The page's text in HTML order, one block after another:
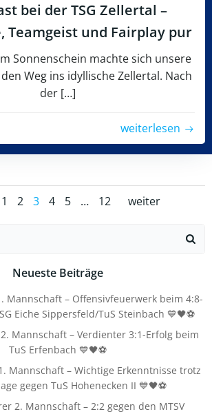
bei der TSG Zellertal –
Teamgeist und Fairplay pur
Sonnenschein machte sich unsere
Weg ins idyllische Zellertal. Nach
der […]
weiterlesen
Posts
Page
1 Page
2 Page
3 Page
4 Page
5 … Page
12
Posts
weiter
Neueste Beiträge
Mannschaft – Offensivfeuerwerk beim 4:8-
Eiche Sippersfeld/TuS Steinbach 💙🖤⚽
Mannschaft – Verdienter 3:1-Erfolg beim
TuS Erfenbach 💙🖤⚽
Mannschaft – Wichtige Erkenntnisse trotz
gegen TuS Hohenecken II 💙🖤⚽
2. Mannschaft – 2:2 gegen den MTSV